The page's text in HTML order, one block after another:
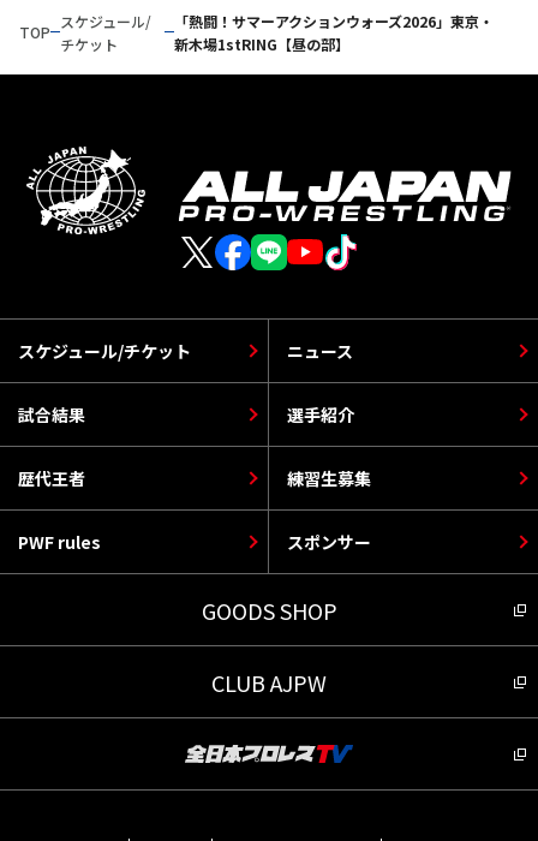
TOP
スケジュール/
チケット
「熱闘！サマーアクションウォーズ2026」東京・
新木場1stRING【昼の部】
スケジュール/チケット
選手紹介
PWF rules
ニュース
歴代王者
スポンサー
試合結果
練習生募集
GOODS SHOP
CLUB AJPW